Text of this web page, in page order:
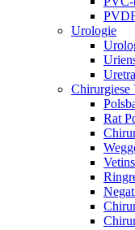
Urologie
Chirurgiese
Rat